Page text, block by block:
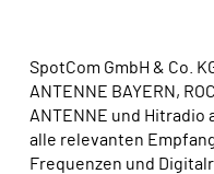
SpotCom GmbH & Co.
ANTENNE BAYERN,
ANTENNE und Hitradio
alle relevanten
Frequenzen und